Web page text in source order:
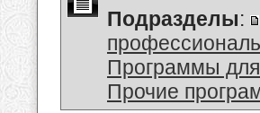
Подразделы:
Программы
Прочие